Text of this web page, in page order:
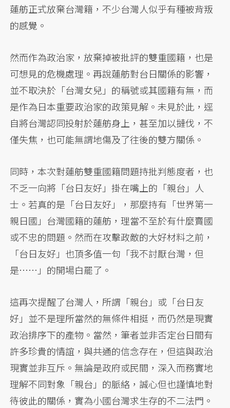
蓮舫正式放棄台灣籍，不少台灣人似乎有種被背叛
的感覺。
然而作為政治家，放棄掉被批評的雙重國籍，也是
可想見的危機處理。再說蓮舫對台日關係的影響，
並不取決於「台灣女兒」的稱號或其國籍有無，而
是作為日本重要政治家的政策見解。未見於此，逕
自將台灣認同投射於蓮舫身上，甚至加以撻伐，不
僅失焦，也可能無謂地傷及了往後的雙方關係。
同時，本次對蓮舫雙重國籍問題持批判態度者，也
不乏一向將「台日友好」掛在嘴上的「親台」人
士。若真的是「台日友好」，那麼持有「世界第一
親日國」台灣國籍的蓮舫，理當不至於有什麼賣國
或不忠的問題。然而在攻擊政敵的大好材料之前，
「台日友好」也頂多值一句「我不討厭台灣，但
是……」的開場白罷了。
這再次提醒了台灣人，所謂「親台」或「台日友
好」並不是理所當然的無條件相挺，而仍然是現實
政治排序下的產物。當然，筆者並非否定台日間有
許多珍貴的情誼，與共通的信念存在，但這與政治
現實並非互斥。無論是政府或民間，深入而務實地
理解不同對象「親台」的脈絡，誠心但也謹慎地對
待彼此的關係，實為小國台灣求生存的不二法門。